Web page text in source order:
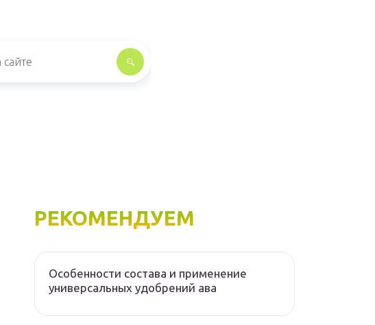
РЕКОМЕНДУЕМ
Особенности состава и применение
универсальных удобрений ава